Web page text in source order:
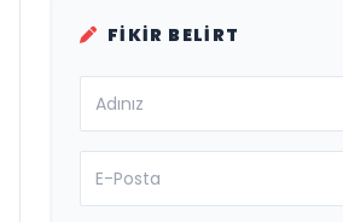
FIKIR BELIRT